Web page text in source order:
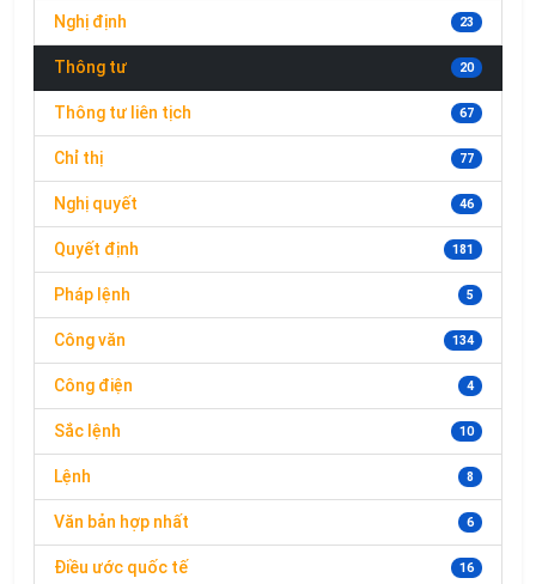
Nghị định 23
Thông tư 20
Thông tư liên tịch 67
Chỉ thị 77
Nghị quyết 46
Quyết định 181
Pháp lệnh 5
Công văn 134
Công điện 4
Sắc lệnh 10
Lệnh 8
Văn bản hợp nhất 6
Điều ước quốc tế 16